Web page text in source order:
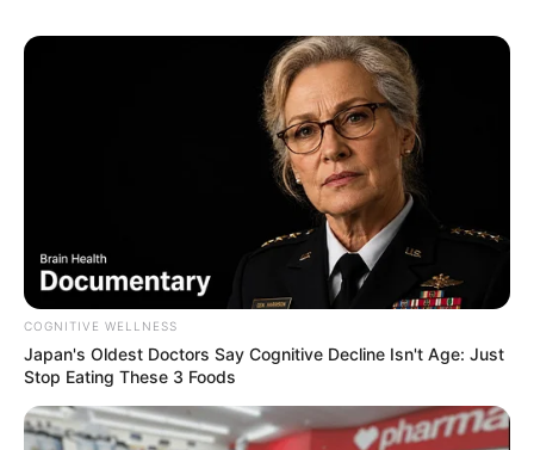
Japan's Oldest Doctors Say Memory Loss Isn't Age:
Just Stop Drinking These 3 Beverages
COGNITIVE WELLNESS
COGNITIVE WELLNESS
Japan's Oldest Doctors Say Cognitive Decline Isn't Age: Just
Stop Eating These 3 Foods